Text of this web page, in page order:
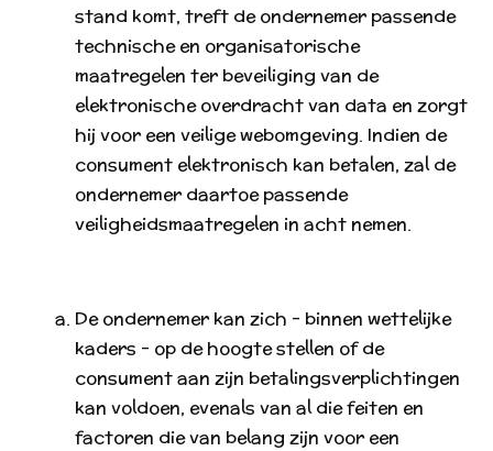
stand komt, treft de ondernemer passende
technische en organisatorische
maatregelen ter beveiliging van de
elektronische overdracht van data en zorgt
hij voor een veilige webomgeving. Indien de
consument elektronisch kan betalen, zal de
ondernemer daartoe passende
veiligheidsmaatregelen in acht nemen.
De ondernemer kan zich - binnen wettelijke
kaders - op de hoogte stellen of de
consument aan zijn betalingsverplichtingen
kan voldoen, evenals van al die feiten en
factoren die van belang zijn voor een